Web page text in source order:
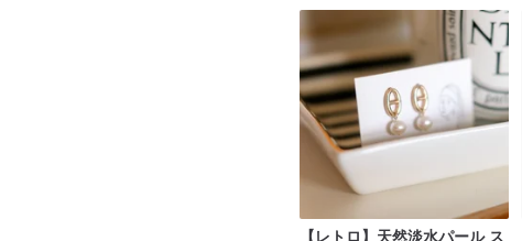
【レトロ】天然淡水パール ス